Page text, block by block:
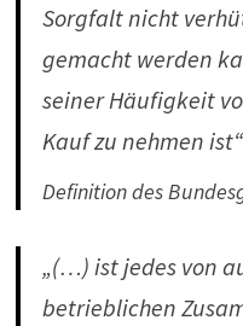
Sorg­falt nicht
gemacht werden
seiner Häu­fig­keit
Kauf zu nehmen ist“
Definition des
„(…) ist jedes von
betrieb­li­chen